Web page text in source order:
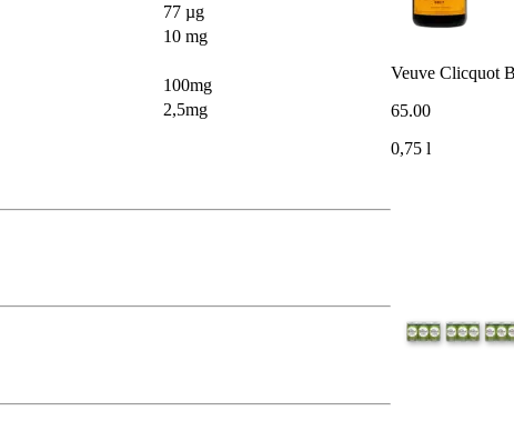
77 µg
10 mg
100mg
2,5mg
Veuve Clicquot
65.00
0,75 l